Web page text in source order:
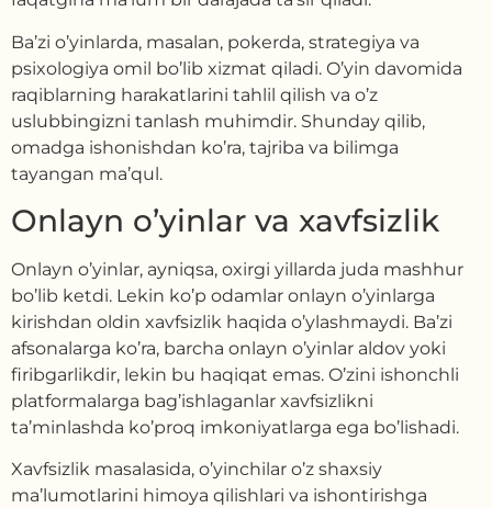
Ba’zi o’yinlarda, masalan, pokerda, strategiya va
psixologiya omil bo’lib xizmat qiladi. O’yin davomida
raqiblarning harakatlarini tahlil qilish va o’z
uslubbingizni tanlash muhimdir. Shunday qilib,
omadga ishonishdan ko’ra, tajriba va bilimga
tayangan ma’qul.
Onlayn o’yinlar va xavfsizlik
Onlayn o’yinlar, ayniqsa, oxirgi yillarda juda mashhur
bo’lib ketdi. Lekin ko’p odamlar onlayn o’yinlarga
kirishdan oldin xavfsizlik haqida o’ylashmaydi. Ba’zi
afsonalarga ko’ra, barcha onlayn o’yinlar aldov yoki
firibgarlikdir, lekin bu haqiqat emas. O’zini ishonchli
platformalarga bag’ishlaganlar xavfsizlikni
ta’minlashda ko’proq imkoniyatlarga ega bo’lishadi.
Xavfsizlik masalasida, o’yinchilar o’z shaxsiy
ma’lumotlarini himoya qilishlari va ishontirishga